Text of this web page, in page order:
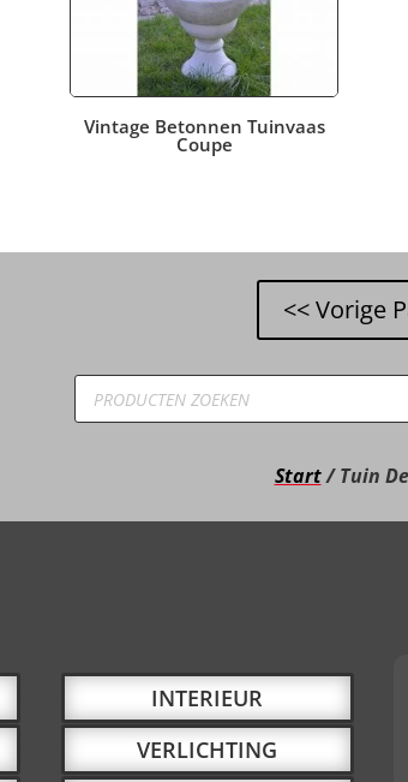
Vintage Betonnen Tuinvaas
Coupe
Producten
zoeken
Start/ Tuin
INTERIEUR
VERLICHTING